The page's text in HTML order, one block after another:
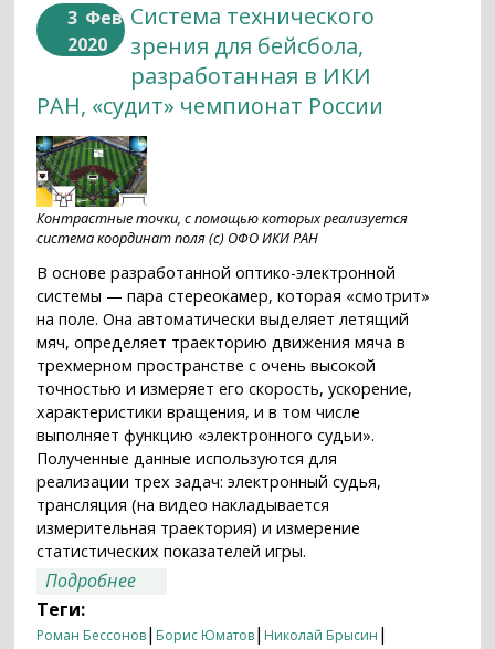
3 Фев
2020
Система технического
зрения для бейсбола,
разработанная в ИКИ
РАН, «судит» чемпионат России
Контрастные точки, с помощью которых реализуется
система координат поля (с) ОФО ИКИ РАН
В основе разработанной оптико-электронной
системы — пара стереокамер, которая «смотрит»
на поле. Она автоматически выделяет летящий
мяч, определяет траекторию движения мяча в
трехмерном пространстве с очень высокой
точностью и измеряет его скорость, ускорение,
характеристики вращения, и в том числе
выполняет функцию «электронного судьи».
Полученные данные используются для
реализации трех задач: электронный судья,
трансляция (на видео накладывается
измерительная траектория) и измерение
статистических показателей игры.
Подробнее
«судит» чемпионат России
Теги:
Роман Бессонов| Борис Юматов| Николай Брысин |